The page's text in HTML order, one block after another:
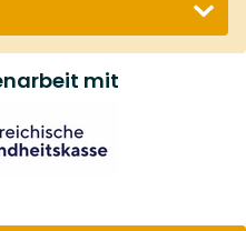
Veranstaltung
dass die
mit